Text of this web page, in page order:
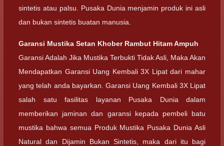
sintetis atau palsu. Pusaka Dunia menjamin produk ini asli
dan bukan sintetis buatan manusia.
Garansi Mustika Setan Khober Rambut Hitam Ampuh
Garansi Adalah Jika Mustika Terbukti Tidak Asli, Maka Akan
Mendapatkan Garansi Uang Kembali 3X Lipat dari mahar
yang telah anda bayarkan. Garansi Uang Kembali 3X Lipat
salah satu fasilitas layanan Pusaka Dunia dalam
memberikan jaminan dan garansi kepada pembeli batu
mustika bahwa semua Produk Mustika Pusaka Dunia Asli
Natural dan Dijamin Bukan Sintetis, maka dari itu bagi